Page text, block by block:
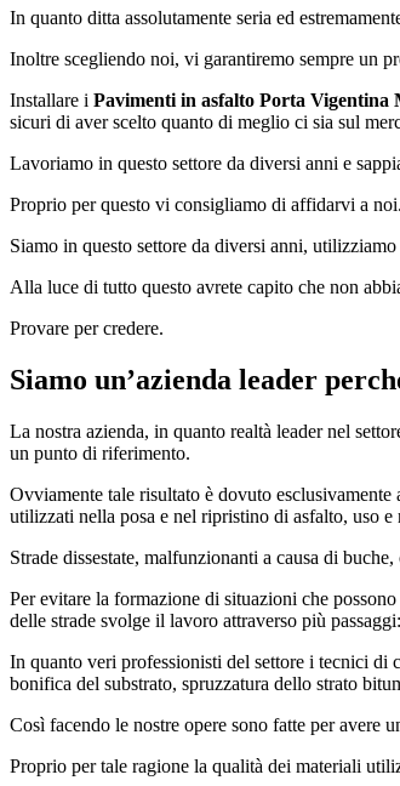
In quanto ditta assolutamente seria ed
Inoltre scegliendo noi, vi garantiremo sempre un
Installare i Pavimenti in asfalto Porta Vigentina
sicuri di aver scelto quanto di meglio ci sia sul
Lavoriamo in questo settore da diversi anni e
Proprio per questo vi consigliamo di affidarvi a noi.
Siamo in questo settore da diversi anni,
Alla luce di tutto questo avrete capito che non
Provare per credere.
Siamo un’azienda leader
La nostra azienda, in quanto realtà leader nel
un punto di riferimento.
Ovviamente tale risultato è dovuto
utilizzati nella posa e nel ripristino di asfalto, uso
Strade dissestate, malfunzionanti a causa di
Per evitare la formazione di situazioni che
delle strade svolge il lavoro attraverso più
In quanto veri professionisti del settore i tecnici di
bonifica del substrato, spruzzatura dello strato
Così facendo le nostre opere sono fatte per avere
Proprio per tale ragione la qualità dei materiali